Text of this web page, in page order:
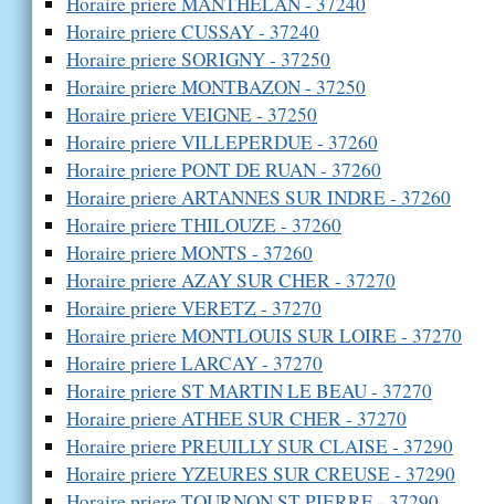
Horaire priere CUSSAY - 37240
Horaire priere SORIGNY - 37250
Horaire priere MONTBAZON - 37250
Horaire priere VEIGNE - 37250
Horaire priere VILLEPERDUE - 37260
Horaire priere PONT DE RUAN - 37260
Horaire priere ARTANNES SUR INDRE - 37260
Horaire priere THILOUZE - 37260
Horaire priere MONTS - 37260
Horaire priere AZAY SUR CHER - 37270
Horaire priere VERETZ - 37270
Horaire priere MONTLOUIS SUR LOIRE - 37270
Horaire priere LARCAY - 37270
Horaire priere ST MARTIN LE BEAU - 37270
Horaire priere ATHEE SUR CHER - 37270
Horaire priere PREUILLY SUR CLAISE - 37290
Horaire priere YZEURES SUR CREUSE - 37290